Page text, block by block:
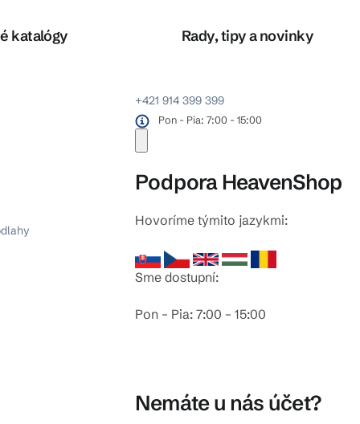
katalógy Rady, tipy a novinky
+421 914 399 399
Pon - Pia: 7:00 - 15:00
Podpora HeavenShop
Hovoríme týmito jazykmi:
Sme dostupní:
Pon – Pia: 7:00 – 15:00
Nemáte u nás účet?